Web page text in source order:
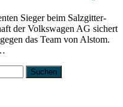
Sieger beim Salzgitter-
der Volkswagen AG sichert
das Team von Alstom.